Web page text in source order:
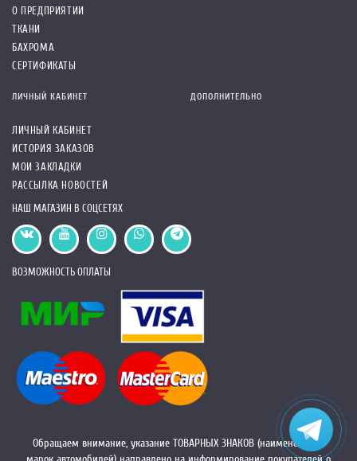
О ПРЕДПРИЯТИИ
ТКАНИ
БАХРОМА
СЕРТИФИКАТЫ
ЛИЧНЫЙ КАБИНЕТ
ЛИЧНЫЙ КАБИНЕТ
ИСТОРИЯ ЗАКАЗОВ
МОИ ЗАКЛАДКИ
РАССЫЛКА НОВОСТЕЙ
ДОПОЛНИТЕЛЬНО
НАШ МАГАЗИН В СОЦСЕТЯХ
ВОЗМОЖНОСТЬ ОПЛАТЫ
Обращаем внимание, указание ТОВАРНЫХ ЗНАКОВ (наименований